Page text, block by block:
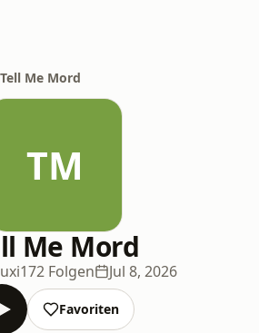
Tell Me Mord
TM
Me Mord
172 Folgen Jul 8, 2026
Favoriten